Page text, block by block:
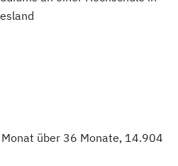
über 36 Monate, 14.904